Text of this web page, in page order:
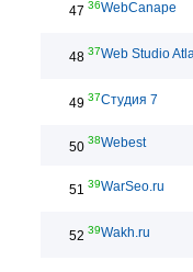
47 36WebCanape
48 37Web Studio
49 37Студия 7
50 38Webest
51 39WarSeo.ru
52 39Wakh.ru